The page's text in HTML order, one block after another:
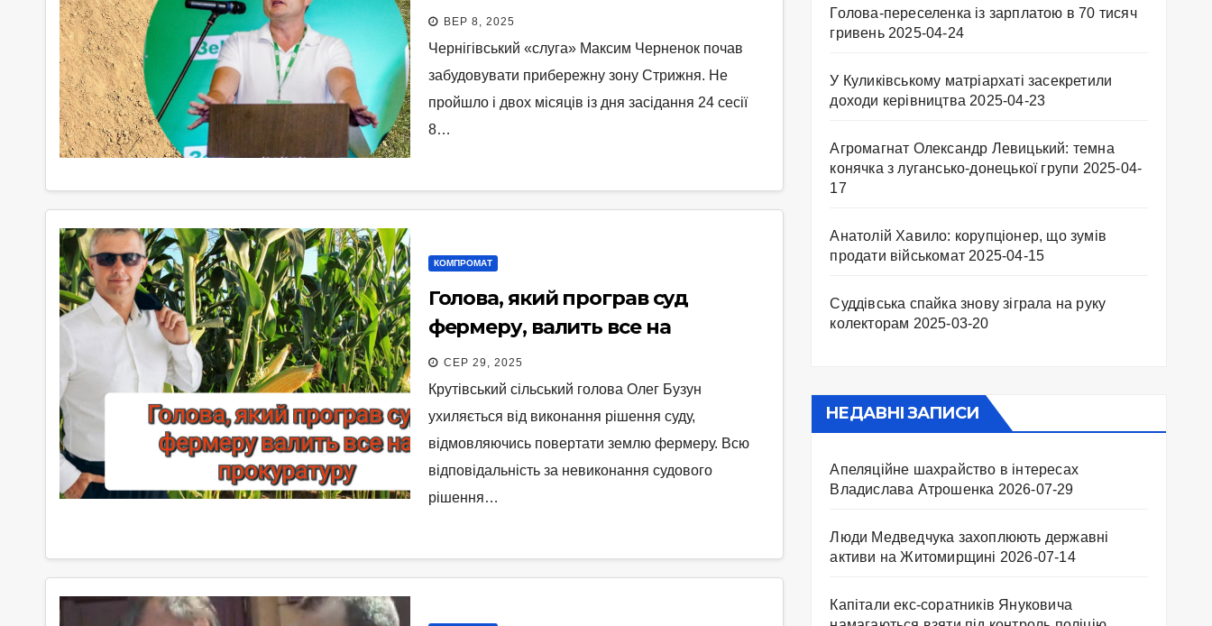
дорогу
ВЕР 8, 2025
Чернігівський «слуга» Максим Черненок почав
забудовувати прибережну зону Стрижня. Не
пройшло і двох місяців із дня засідання 24 сесії
8…
КОМПРОМАТ
Голова, який програв суд
фермеру, валить все на
прокурора
СЕР 29, 2025
Крутівський сільський голова Олег Бузун
ухиляється від виконання рішення суду,
відмовляючись повертати землю фермеру. Всю
відповідальність за невиконання судового
рішення…
Голова-переселенка із зарплатою в 70 тисяч
гривень 2025-04-24
У Куликівському матріархаті засекретили
доходи керівництва 2025-04-23
Агромагнат Олександр Левицький: темна
конячка з лугансько-донецької групи 2025-04-
17
Анатолій Хавило: корупціонер, що зумів
продати військомат 2025-04-15
Суддівська спайка знову зіграла на руку
колекторам 2025-03-20
НЕДАВНІ ЗАПИСИ
Апеляційне шахрайство в інтересах
Владислава Атрошенка 2026-07-29
Люди Медведчука захоплюють державні
активи на Житомирщині 2026-07-14
Капітали екс-соратників Януковича